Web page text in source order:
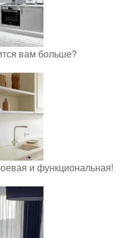
вам больше?
и функциональная!